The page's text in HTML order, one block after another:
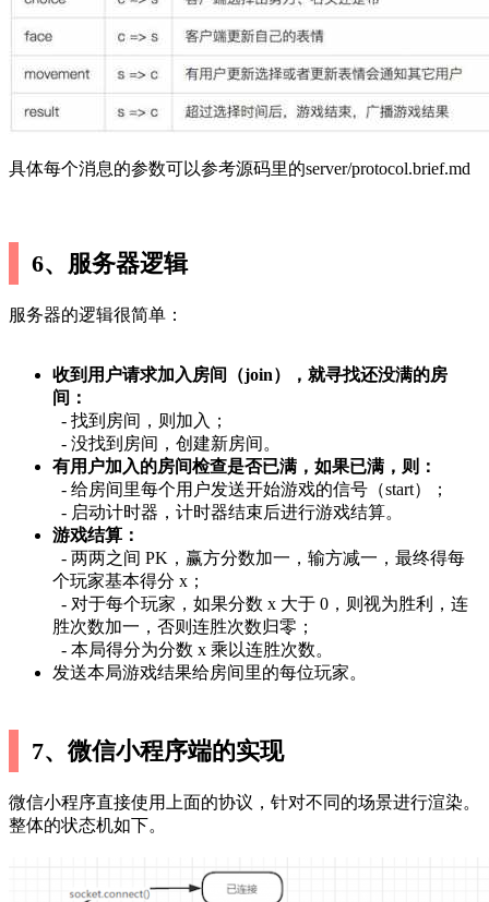
具体每个消息的参数可以参考源码里的server/protocol.brief.md
6、服务器逻辑
服务器的逻辑很简单：
收到用户请求加入房间（join），就寻找还没满的房
间：
- 找到房间，则加入；
- 没找到房间，创建新房间。
有用户加入的房间检查是否已满，如果已满，则：
- 给房间里每个用户发送开始游戏的信号（start）；
- 启动计时器，计时器结束后进行游戏结算。
游戏结算：
- 两两之间 PK，赢方分数加一，输方减一，最终得每
个玩家基本得分 x；
- 对于每个玩家，如果分数 x 大于 0，则视为胜利，连
胜次数加一，否则连胜次数归零；
- 本局得分为分数 x 乘以连胜次数。
发送本局游戏结果给房间里的每位玩家。
7、微信小程序端的实现
微信小程序直接使用上面的协议，针对不同的场景进行渲染。
整体的状态机如下。